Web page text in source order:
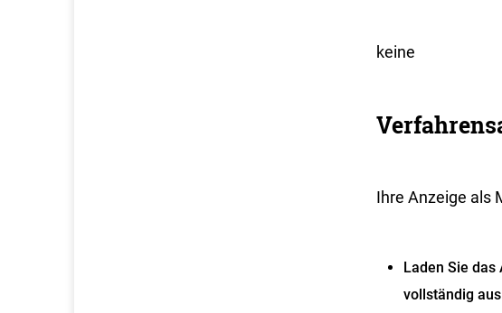
keine
Ihre Anzeige als
Laden Sie
vollständig